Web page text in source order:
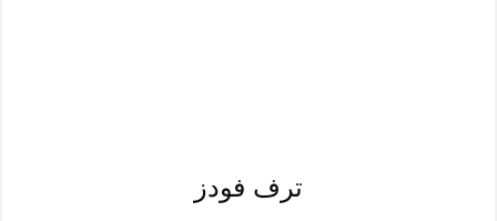
ترف فودز